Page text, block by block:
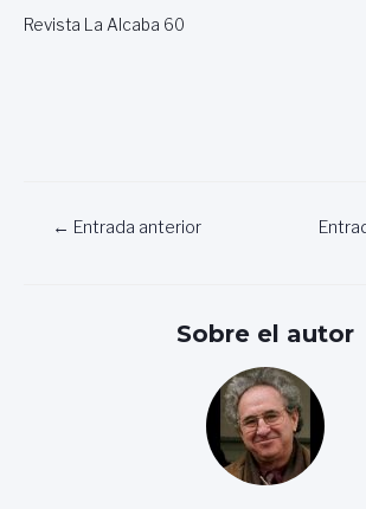
Revista La Alcaba 60
Navegación
← Entrada anterior
Sobre el autor